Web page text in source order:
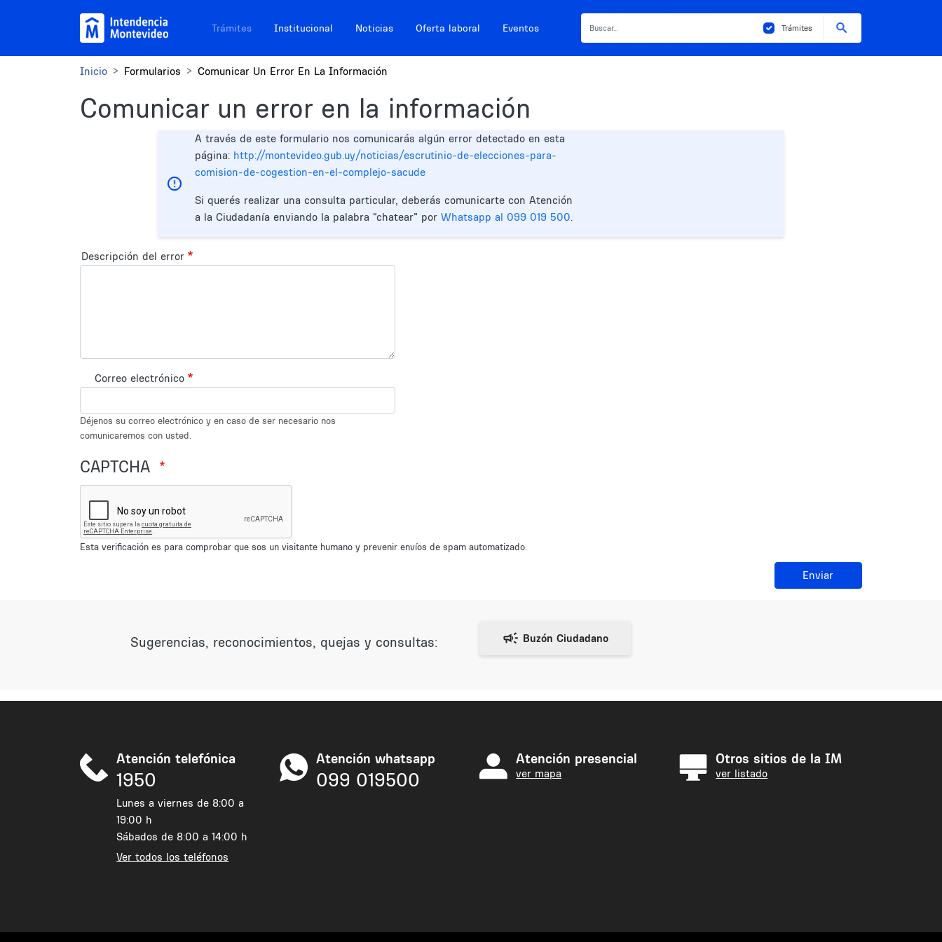
Navegación sitios
Trámites Institucional Noticias Oferta laboral Eventos Trámites
Inicio Formularios Comunicar Un Error En La Información
Comunicar un error en la información
A través de este formulario nos comunicarás algún error detectado en esta
página: http://montevideo.gub.uy/noticias/escrutinio-de-elecciones-para-
comision-de-cogestion-en-el-complejo-sacude
Si querés realizar una consulta particular, deberás comunicarte con Atención
a la Ciudadanía enviando la palabra “chatear” por Whatsapp al 099 019 500.
Descripción del error
Correo electrónico
Déjenos su correo electrónico y en caso de ser necesario nos
comunicaremos con usted.
CAPTCHA
Esta verificación es para comprobar que sos un visitante humano y prevenir envíos de spam automatizado.
Enviar
Sugerencias, reconocimientos, quejas y consultas:
Atención telefónica
1950
Lunes a viernes de 8:00 a
19:00 h
Sábados de 8:00 a 14:00 h
Ver todos los teléfonos
Atención whatsapp
099 019500
Atención presencial
ver mapa
Otros sitios de la IM
ver listado